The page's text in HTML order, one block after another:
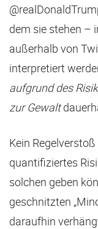
dem sie stehen –
außerhalb von
interpretiert
aufgrund des
zur Gewalt
Kein
quantifiziertes
solchen geben
geschnitzten
daraufhin